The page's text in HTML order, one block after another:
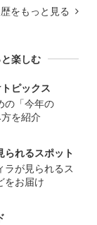
をもっと見る
楽しむ
ピックス
の「今年の
を紹介
られるスポット
ラが見られるス
をお届け